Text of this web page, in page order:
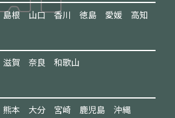
島根 山口 香川 徳島 愛媛 高知
滋賀 奈良 和歌山
熊本 大分 宮崎 鹿児島 沖縄